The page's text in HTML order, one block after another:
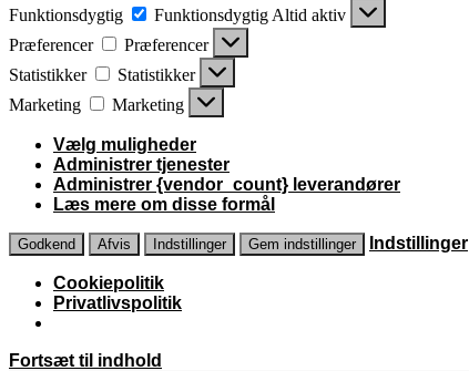
Funktionsdygtig
Funktionsdygtig Altid aktiv
Præferencer
Præferencer
Statistikker
Statistikker
Marketing
Marketing
Vælg muligheder
Administrer tjenester
Administrer {vendor_count} leverandører
Læs mere om disse formål
Godkend Afvis Indstillinger Gem indstillinger Indstillinger
Cookiepolitik
Privatlivspolitik
Fortsæt til indhold